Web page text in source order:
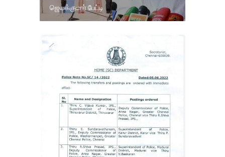
ஜெயக்குமார் பேட்டி